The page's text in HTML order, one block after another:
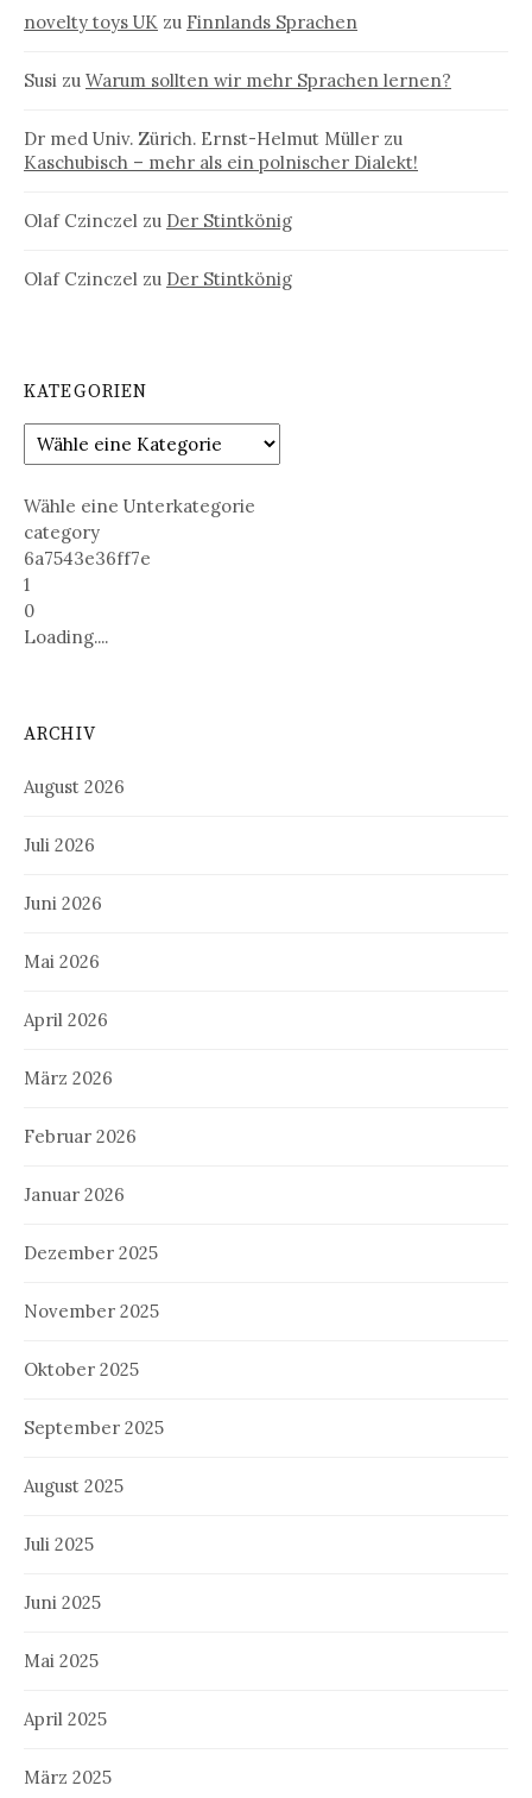
novelty toys UK zu Finnlands Sprachen
Susi zu Warum sollten wir mehr Sprachen lernen?
Dr med Univ. Zürich. Ernst-Helmut Müller zu
Kaschubisch – mehr als ein polnischer Dialekt!
Olaf Czinczel zu Der Stintkönig
Olaf Czinczel zu Der Stintkönig
KATEGORIEN
Wähle eine Unterkategorie
category
6a7543e36ff7e
1
0
Loading....
ARCHIV
August 2026
Juli 2026
Juni 2026
Mai 2026
April 2026
März 2026
Februar 2026
Januar 2026
Dezember 2025
November 2025
Oktober 2025
September 2025
August 2025
Juli 2025
Juni 2025
Mai 2025
April 2025
März 2025